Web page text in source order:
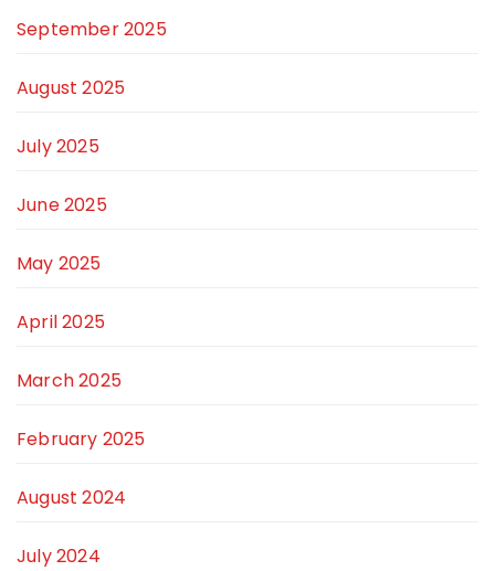
September 2025
August 2025
July 2025
June 2025
May 2025
April 2025
March 2025
February 2025
August 2024
July 2024